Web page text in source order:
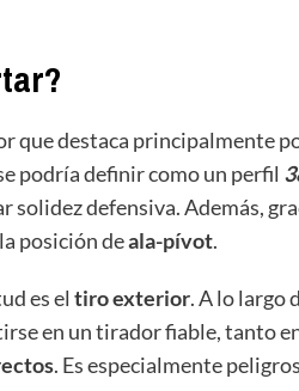
que destaca principalmente
podría definir como un perfil
solidez defensiva. Además,
posición deala-pívot.
es el tiro exterior. A lo largo
en un tirador fiable, tanto
. Es especialmente